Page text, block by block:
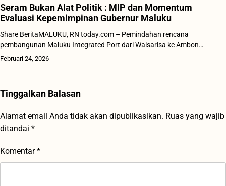
Seram Bukan Alat Politik : MIP dan Momentum
Evaluasi Kepemimpinan Gubernur Maluku
Share Berita‎MALUKU, RN today.com – Pemindahan rencana
pembangunan Maluku Integrated Port dari Waisarisa ke Ambon…
Februari 24, 2026
Tinggalkan Balasan
Alamat email Anda tidak akan dipublikasikan. Ruas yang wajib
ditandai *
Komentar*